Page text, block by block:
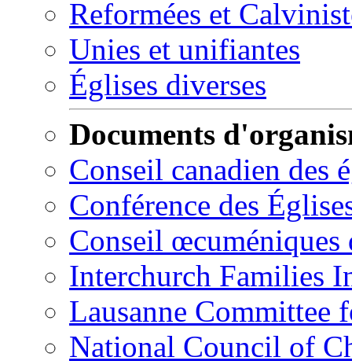
Reformées et
Unies et unifiantes
Églises diverses
Documents
Conseil canadien des
Conférence des
Conseil œcuméniques
Interchurch Families
Lausanne
National Council of